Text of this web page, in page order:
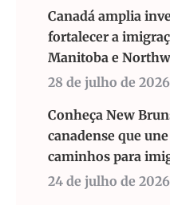
Canadá amplia
fortalecer a
Manitoba e
28 de julho de 2026
Conheça New
canadense que
caminhos para
24 de julho de 2026